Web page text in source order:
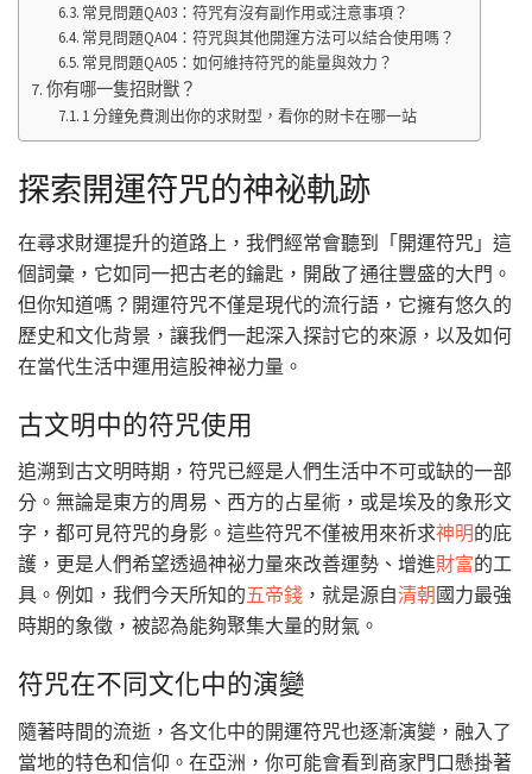
常見問題QA03：符咒有沒有副作用或注意事項？
常見問題QA04：符咒與其他開運方法可以結合使用嗎？
常見問題QA05：如何維持符咒的能量與效力？
你有哪一隻招財獸？
1 分鐘免費測出你的求財型，看你的財卡在哪一站
探索開運符咒的神祕軌跡
在尋求財運提升的道路上，我們經常會聽到「開運符咒」這
個詞彙，它如同一把古老的鑰匙，開啟了通往豐盛的大門。
但你知道嗎？開運符咒不僅是現代的流行語，它擁有悠久的
歷史和文化背景，讓我們一起深入探討它的來源，以及如何
在當代生活中運用這股神祕力量。
古文明中的符咒使用
追溯到古文明時期，符咒已經是人們生活中不可或缺的一部
分。無論是東方的周易、西方的占星術，或是埃及的象形文
字，都可見符咒的身影。這些符咒不僅被用來祈求神明的庇
護，更是人們希望透過神祕力量來改善運勢、增進財富的工
具。例如，我們今天所知的五帝錢 ，就是源自清朝 國力最強
時期的象徵，被認為能夠聚集大量的財氣。
符咒在不同文化中的演變
隨著時間的流逝，各文化中的開運符咒也逐漸演變，融入了
當地的特色和信仰。在亞洲，你可能會看到商家門口懸掛著